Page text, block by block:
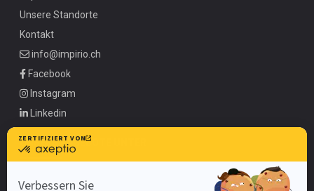
Unsere Standorte
Kontakt
info@impirio.ch
Facebook
Instagram
Linkedin
UNSERE ANGEBOTE UNTER
Zürich